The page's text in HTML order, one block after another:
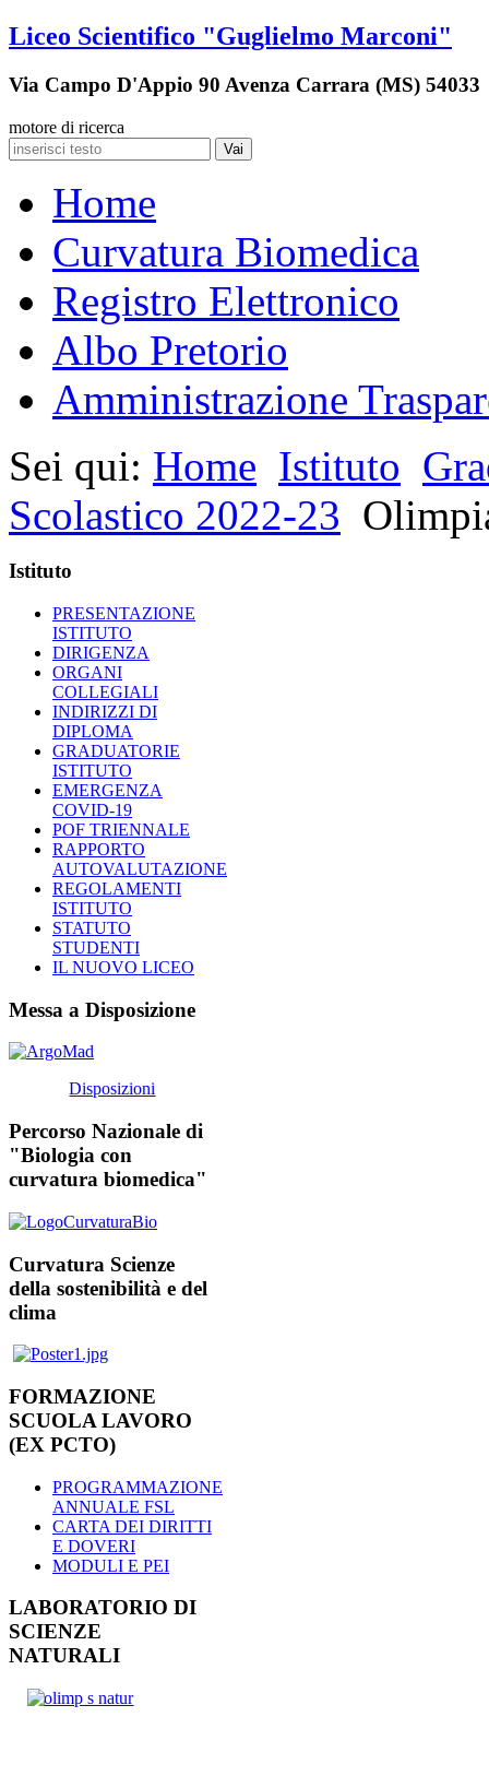
Liceo Scientifico "Guglielmo Marconi"
Via Campo D'Appio 90 Avenza Carrara (MS) 54033
motore di ricerca
Vai
Home
Curvatura Biomedica
Registro Elettronico
Albo Pretorio
Amministrazione
Sei qui: Home Istituto
Scolastico 2022-23
Istituto
PRESENTAZIONE
ISTITUTO
DIRIGENZA
ORGANI
COLLEGIALI
INDIRIZZI DI
DIPLOMA
GRADUATORIE
ISTITUTO
EMERGENZA
COVID-19
POF TRIENNALE
RAPPORTO
AUTOVALUTAZIONE
REGOLAMENTI
ISTITUTO
STATUTO
STUDENTI
IL NUOVO LICEO
Messa a Disposizione
Disposizioni
Percorso Nazionale di
"Biologia con
curvatura biomedica"
Curvatura Scienze
della sostenibilità e del
clima
FORMAZIONE
SCUOLA LAVORO
(EX PCTO)
PROGRAMMAZIONE
ANNUALE FSL
CARTA DEI DIRITTI
E DOVERI
MODULI E PEI
LABORATORIO DI
SCIENZE
NATURALI